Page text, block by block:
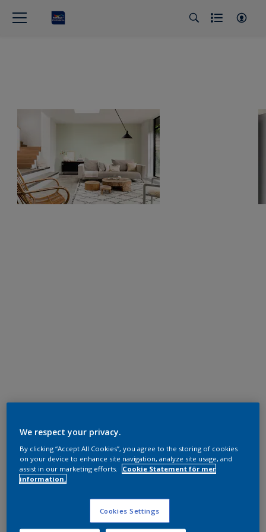
We respect your privacy.
By clicking “Accept All Cookies”, you agree to the storing of cookies
on your device to enhance site navigation, analyze site usage, and
assist in our marketing efforts.
Cookie Statement för mer
information.
Cookies Settings